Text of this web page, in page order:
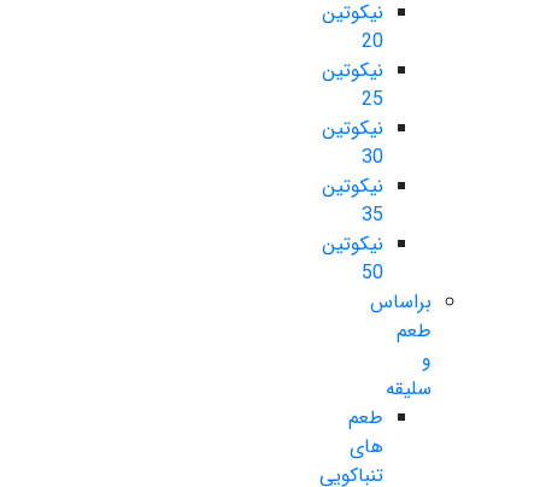
نیکوتین
20
نیکوتین
25
نیکوتین
30
نیکوتین
35
نیکوتین
50
براساس
طعم
و
سلیقه
طعم
های
تنباکویی